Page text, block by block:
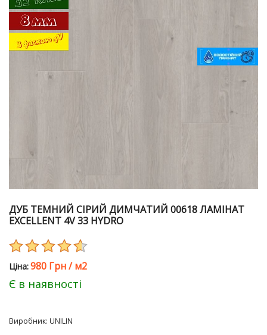
ДУБ ТЕМНИЙ СІРИЙ ДИМЧАТИЙ 00618 ЛАМІНАТ
EXCELLENT 4V 33 HYDRO
Цiна:980 Грн/м2
Є в наявності
Виробник: UNILIN